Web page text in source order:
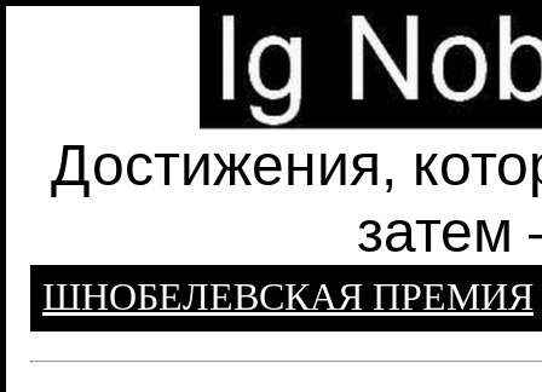
Достижения,
затем
ШНОБЕЛЕВСКАЯ ПРЕМИЯ